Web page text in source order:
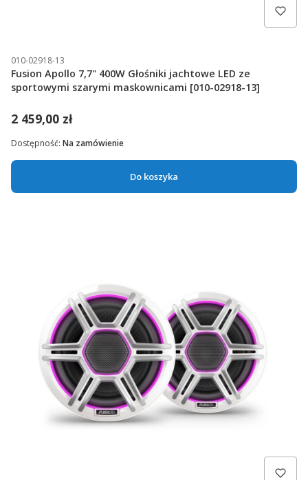
010-02918-13
Fusion Apollo 7,7" 400W Głośniki jachtowe LED ze
sportowymi szarymi maskownicami [010-02918-13]
2 459,00 zł
Do koszyka
Dostępność: Na zamówienie